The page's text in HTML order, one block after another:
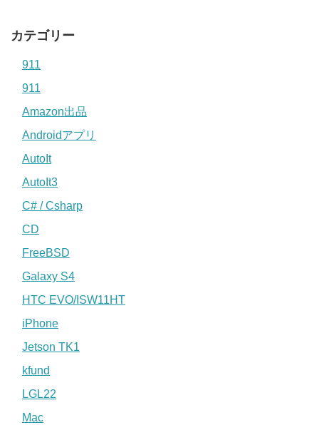
カテゴリー
911
911
Amazon出品
Androidアプリ
AutoIt
AutoIt3
C# / Csharp
CD
FreeBSD
Galaxy S4
HTC EVO/ISW11HT
iPhone
Jetson TK1
kfund
LGL22
Mac